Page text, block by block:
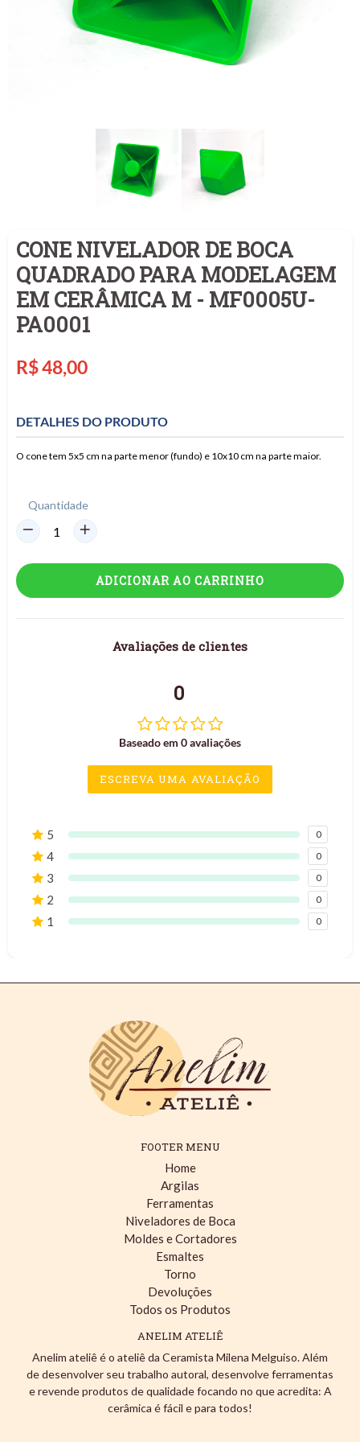
CONE NIVELADOR DE BOCA
QUADRADO PARA MODELAGEM
EM CERÂMICA M - MF0005U-
PA0001
Preço
R$ 48,00
DETALHES DO PRODUTO
O cone tem 5x5 cm na parte menor (fundo) e 10x10 cm na parte maior.
Quantidade
ADICIONAR AO CARRINHO
Avaliações de clientes
0
Baseado em 0 avaliações
ESCREVA UMA AVALIAÇÃO
5 0
4 0
3 0
2 0
1 0
FOOTER MENU
Home
Argilas
Ferramentas
Niveladores de Boca
Moldes e Cortadores
Esmaltes
Torno
Devoluções
Todos os Produtos
ANELIM ATELIÊ
Anelim ateliê é o ateliê da Ceramista Milena Melguiso. Além
de desenvolver seu trabalho autoral, desenvolve ferramentas
e revende produtos de qualidade focando no que acredita: A
cerâmica é fácil e para todos!